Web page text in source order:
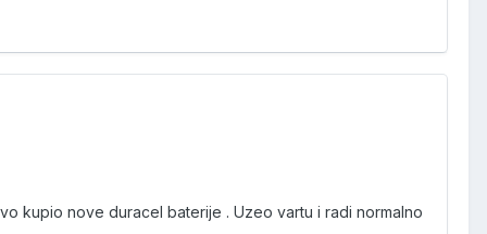
kupio nove duracel baterije . Uzeo vartu i radi normalno